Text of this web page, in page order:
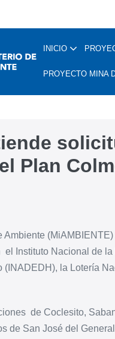
INICIO
PROYECTO MINA
Plan
Ambiente
Instituto Nacional de la
la Lotería
de Coclesito,
de San José del